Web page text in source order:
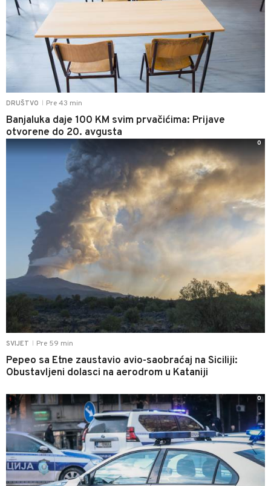
DRUŠTVO Pre 43 min
Banjaluka daje 100 KM svim prvačićima: Prijave
otvorene do 20. avgusta
SVIJET Pre 59 min
Pepeo sa Etne zaustavio avio-saobraćaj na Siciliji:
Obustavljeni dolasci na aerodrom u Kataniji
0
0